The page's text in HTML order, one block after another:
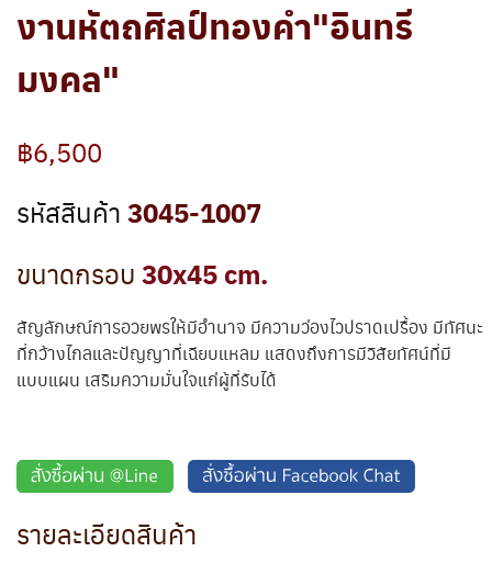
งานหัตถศิลป์ทองคำ"อินทรี
มงคล"
฿6,500
รหัสสินค้า 3045-1007
ขนาดกรอบ 30x45 cm.
สัญลักษณ์การอวยพรให้มีอำนาจ มีความว่องไวปราดเปรื้อง มีทัศนะ
ที่กว้างไกลและปัญญาที่เฉียบแหลม แสดงถึงการมีวิสัยทัศน์ที่มี
แบบแผน เสริมความมั่นใจแก่ผู้ที่รับได้
รายละเอียดสินค้า